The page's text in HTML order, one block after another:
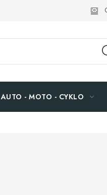
AUTO - MOTO - CYKLO